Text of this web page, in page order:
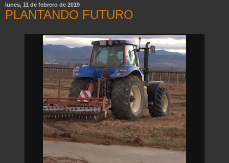
lunes, 11 de febrero de 2019
PLANTANDO FUTURO